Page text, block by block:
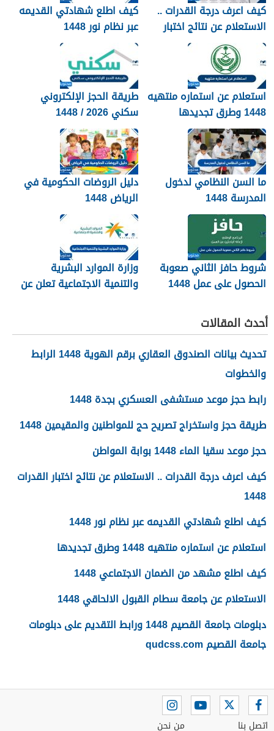
كيف اعرف درجة القدرات ..
الاستعلام عن نتائج اختبار
القدرات 1448
كيف اطلع شهادتي القديمه
عبر نظام نور 1448
استعلام عن استماره منتهيه
1448 وطرق تجديدها
طريقة الحجز الإلكتروني
سكني 2026 / 1448
بالتفصيل
ما السن النظامي لدخول
المدرسة 1448
دليل الروضات الحكومية في
الرياض 1448
شروط حافز الثاني صعوبة
الحصول على عمل 1448
وزارة الموارد البشرية
والتنمية الاجتماعية تعلن عن
1448
أحدث المقالات
تحديث بيانات الصندوق العقاري برقم الهوية 1448 الرابط
والخطوات
رابط حجز موعد مستشفى العسكري بجدة 1448
طريقة حجز واستخراج تصريح حج للمواطنين والمقيمين 1448
حجز موعد سقيا الماء 1448 بوابة المواطن
كيف اعرف درجة القدرات .. الاستعلام عن نتائج اختبار القدرات
1448
كيف اطلع شهادتي القديمه عبر نظام نور 1448
استعلام عن استماره منتهيه 1448 وطرق تجديدها
كيف اطلع مشهد من الضمان الاجتماعي 1448
الاستعلام عن جامعة سطام القبول الالحاقي 1448
دبلومات جامعة القصيم 1448 ورابط التقديم على دبلومات
جامعة القصيم qudcss.com
اتصل بنا من نحن